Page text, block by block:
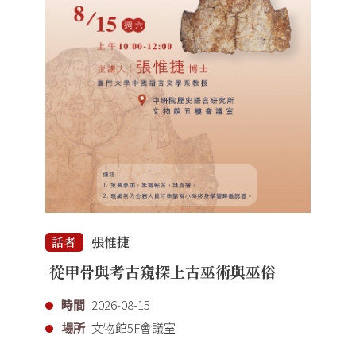
話者 張惟捷
從甲骨與考古窺探上古巫術與巫俗
時間 2026-08-15
場所 文物館5F會議室